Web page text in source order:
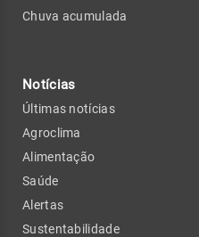
Chuva acumulada
Notícias
Últimas notícias
Agroclima
Alimentação
Saúde
Alertas
Sustentabilidade